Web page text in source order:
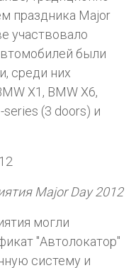
праздника Major
участвовало
были
среди них
X1, BMW X6,
series (3 doors) и
Major Day 2012
могли
"Автолокатор"
систему и